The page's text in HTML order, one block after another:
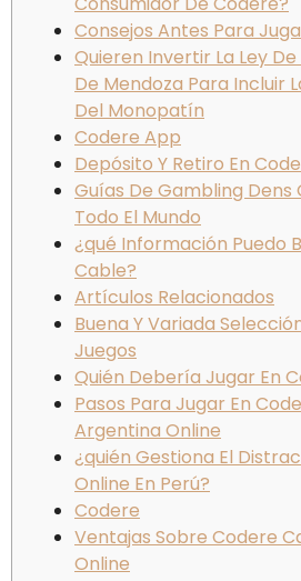
Consejos Antes Para
Quieren Invertir La Ley
De Mendoza Para Incluir
Del Monopatín
Codere App
Depósito Y Retiro En
Guías De Gambling Dens
Todo El Mundo
¿qué Información Puedo
Cable?
Artículos Relacionados
Buena Y Variada
Juegos
Quién Debería Jugar En
Pasos Para Jugar En
Argentina Online
¿quién Gestiona El
Online En Perú?
Codere
Ventajas Sobre Codere
Online